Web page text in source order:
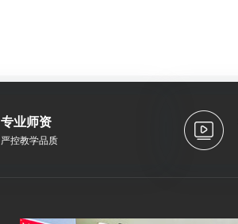
专业师资
严控教学品质